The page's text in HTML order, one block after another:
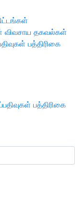
விவசாய தகவல்கள்
பத்திரிகை
பத்திரிகை